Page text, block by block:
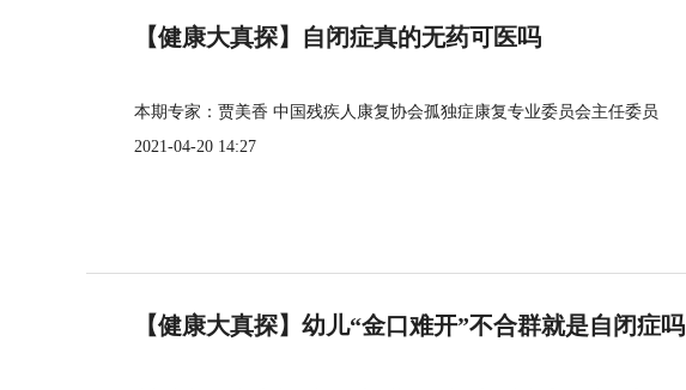
【健康大真探】自闭症真的无药可医吗
本期专家：贾美香 中国残疾人康复协会孤独症康复专业委员会主任委员
2021-04-20 14:27
【健康大真探】幼儿“金口难开”不合群就是自闭症吗